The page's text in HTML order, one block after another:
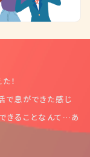
！
で息ができた感じ
きることなんて…あ